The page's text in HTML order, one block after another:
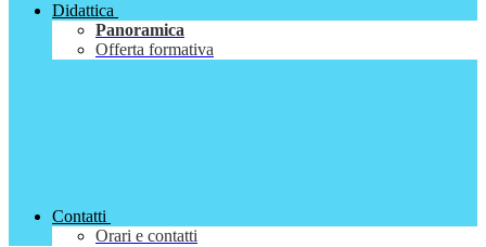
Didattica
Panoramica
Offerta formativa
Contatti
Orari e contatti